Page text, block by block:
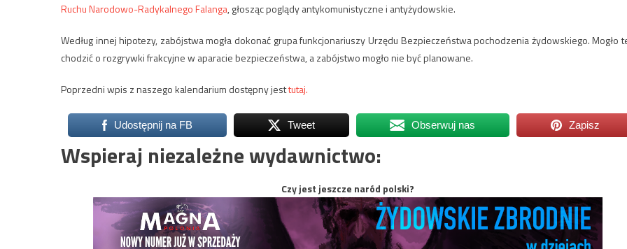
Ruchu Narodowo-Radykalnego Falanga, głosząc poglądy antykomunistyczne i antyżydowskie.
Według innej hipotezy, zabójstwa mogła dokonać grupa funkcjonariuszy Urzędu Bezpieczeństwa pochodzenia żydowskiego. Mogło
chodzić o rozgrywki frakcyjne w aparacie bezpieczeństwa, a zabójstwo mogło nie być planowane.
Poprzedni wpis z naszego kalendarium dostępny jesttutaj.
Udostępnij na FB Tweet Obserwuj nas Zapisz
Wspieraj niezależne wydawnictwo:
Czy jest jeszcze naród polski?